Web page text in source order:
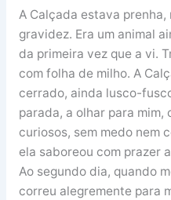
A Calçada estava
gravidez. Era um animal
da primeira vez que a vi.
com folha de milho. A
cerrado, ainda lusco-
parada, a olhar para mim,
curiosos, sem medo nem
ela saboreou com prazer
Ao segundo dia, quando
correu alegremente para